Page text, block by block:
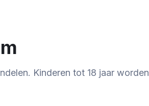
Kinderen tot 18 jaar worden